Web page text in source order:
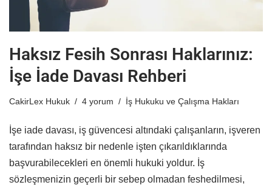
Haksız Fesih Sonrası Haklarınız:
İşe İade Davası Rehberi
CakirLex Hukuk 4 yorum İş Hukuku ve Çalışma Hakları
İşe iade davası, iş güvencesi altındaki çalışanların, işveren
tarafından haksız bir nedenle işten çıkarıldıklarında
başvurabilecekleri en önemli hukuki yoldur. İş
sözleşmenizin geçerli bir sebep olmadan feshedilmesi,